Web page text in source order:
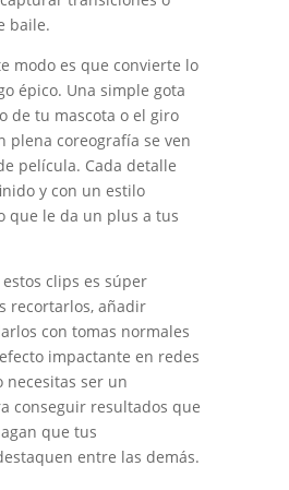
baile.
modo es que convierte lo
épico. Una simple gota
de tu mascota o el giro
plena coreografía se ven
película. Cada detalle
y con un estilo
que le da un plus a tus
clips es súper
recortarlos, añadir
con tomas normales
impactante en redes
necesitas ser un
conseguir resultados que
que tus
entre las demás.